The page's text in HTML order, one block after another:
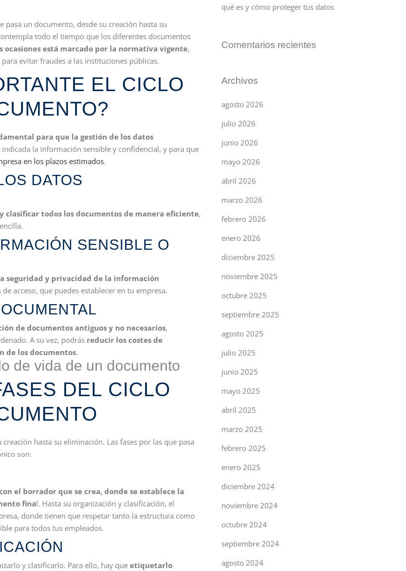
pasa un documento, desde su creación hasta su
todo el tiempo que los diferentes documentos
ocasiones está marcado por la normativa vigente,
evitar fraudes a las instituciones públicas.
EL CICLO
para que la gestión de los datos
la información sensible y confidencial, y para que
en los plazos estimados.
DATOS
clasificar todos los documentos de manera eficiente,
SENSIBLE O
seguridad y privacidad de la información
acceso, que puedes establecer en tu empresa.
de documentos antiguos y no necesarios,
A su vez, podrás reducir los costes de
de los documentos.
DEL CICLO
hasta su eliminación. Las fases por las que pasa
son:
el borrador que se crea, donde se establece la
final. Hasta su organización y clasificación, el
donde tienen que respetar tanto la estructura como
para todos tus empleados.
y clasificarlo. Para ello, hay que etiquetarlo
qué es y cómo proteger tus datos
Comentarios recientes
Archivos
agosto 2026
julio 2026
junio 2026
mayo 2026
abril 2026
marzo 2026
febrero 2026
enero 2026
diciembre 2025
noviembre 2025
octubre 2025
septiembre 2025
agosto 2025
julio 2025
junio 2025
mayo 2025
abril 2025
marzo 2025
febrero 2025
enero 2025
diciembre 2024
noviembre 2024
octubre 2024
septiembre 2024
agosto 2024